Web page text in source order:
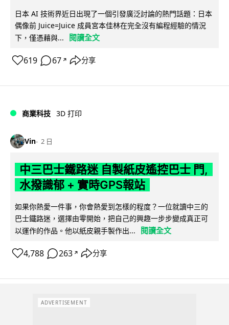
日本 AI 技術界近日出現了一個引發廣泛討論的熱門話題：日本
偶像前 Juice=Juice 成員宮本佳林在完全沒有編程經驗的情況
下，僅憑藉與...
閱讀全文
619 67 ↗ 分享
商業科技 3D 打印
Vin 2 日
中三巴士鐵路迷 自製紙皮遙控巴士 門,
水撥識郁 + 實時GPS報站
如果你熱愛一件事，你會熱愛到怎樣的程度？一位就讀中三的
巴士鐵路迷，選擇由零開始，把自己的興趣一步步變成真正可
以運作的作品。他以紙皮親手製作出...
閱讀全文
4,788 263 ↗ 分享
ADVERTISEMENT